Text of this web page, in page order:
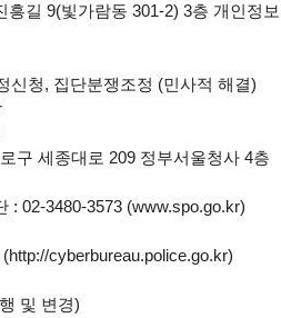
흥길 9(빛가람동 301-2) 3층 개인정
신청, 집단분쟁조정 (민사적 해결)
구 세종대로 209 정부서울청사 4층
02-3480-3573 (www.spo.go.kr)
cyberbureau.police.go.kr)
및 변경)